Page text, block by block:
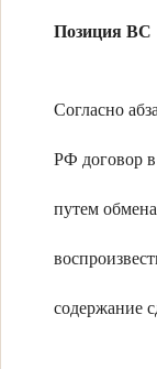
Позиция ВС
Согласно
РФ договор
путем
содержание